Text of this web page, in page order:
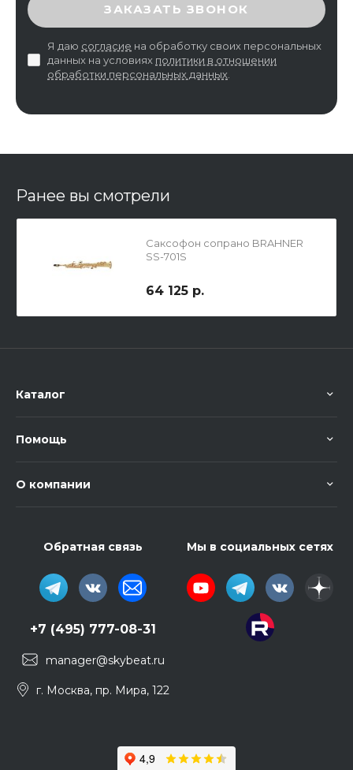
ЗАКАЗАТЬ ЗВОНОК
Я даю согласие на обработку своих персональных
данных на условиях политики в отношении
обработки персональных данных
Ранее вы смотрели
Саксофон сопрано BRAHNER
SS-701S
64 125 р.
Каталог
Помощь
О компании
Обратная связь
+7 (495) 777-08-31
manager@skybeat.ru
г. Москва, пр. Мира, 122
Мы в социальных сетях